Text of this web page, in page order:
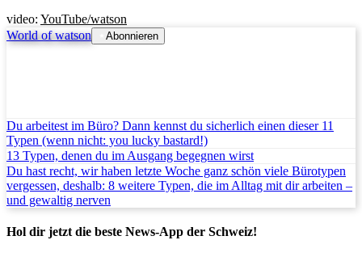
video: YouTube/watson
World of watson
Abonnieren
Du arbeitest im Büro? Dann kennst du sicherlich einen dieser 11
Typen (wenn nicht: you lucky bastard!)
13 Typen, denen du im Ausgang begegnen wirst
Du hast recht, wir haben letzte Woche ganz schön viele Bürotypen
vergessen, deshalb: 8 weitere Typen, die im Alltag mit dir arbeiten –
und gewaltig nerven
Hol dir jetzt die beste News-App der Schweiz!